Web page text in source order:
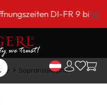
DI-FR 9 bis 18
Sopransaxophon